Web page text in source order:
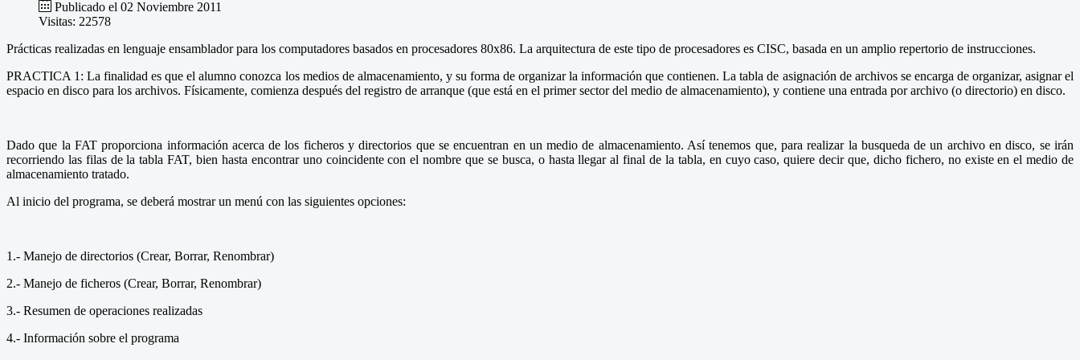
Publicado el 02 Noviembre 2011
Visitas: 22578
Prácticas realizadas en lenguaje ensamblador para los computadores basados en procesadores 80x86. La arquitectura de este tipo de procesadores es CISC, basada en un amplio repertorio de instrucciones.
PRACTICA 1: La finalidad es que el alumno conozca los medios de almacenamiento, y su forma de organizar la información que contienen. La tabla de asignación de archivos se encarga de organizar, asignar el
espacio en disco para los archivos. Físicamente, comienza después del registro de arranque (que está en el primer sector del medio de almacenamiento), y contiene una entrada por archivo (o directorio) en disco.
Dado que la FAT proporciona información acerca de los ficheros y directorios que se encuentran en un medio de almacenamiento. Así tenemos que, para realizar la busqueda de un archivo en disco, se irán
recorriendo las filas de la tabla FAT, bien hasta encontrar uno coincidente con el nombre que se busca, o hasta llegar al final de la tabla, en cuyo caso, quiere decir que, dicho fichero, no existe en el medio de
almacenamiento tratado.
Al inicio del programa, se deberá mostrar un menú con las siguientes opciones:
1.- Manejo de directorios (Crear, Borrar, Renombrar)
2.- Manejo de ficheros (Crear, Borrar, Renombrar)
3.- Resumen de operaciones realizadas
4.- Información sobre el programa